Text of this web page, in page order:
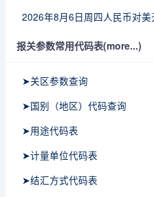
2026年8月6日周四人民币对
报关参数常用代码表(more...)
➤关区参数查询
➤国别（地区）代码查询
➤用途代码表
➤计量单位代码表
➤结汇方式代码表